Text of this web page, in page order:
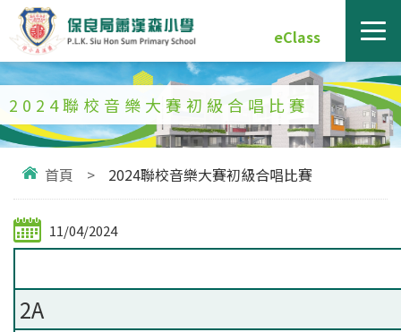
eClass
2024聯校音樂大賽初級合唱比賽
首頁 > 2024聯校音樂大賽初級合唱比賽
11/04/2024
2A